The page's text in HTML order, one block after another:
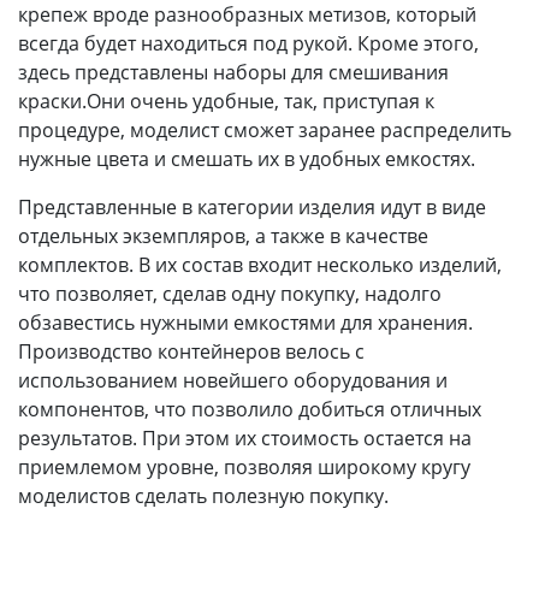
крепеж вроде разнообразных метизов, который
всегда будет находиться под рукой. Кроме этого,
здесь представлены наборы для смешивания
краски.Они очень удобные, так, приступая к
процедуре, моделист сможет заранее распределить
нужные цвета и смешать их в удобных емкостях.
Представленные в категории изделия идут в виде
отдельных экземпляров, а также в качестве
комплектов. В их состав входит несколько изделий,
что позволяет, сделав одну покупку, надолго
обзавестись нужными емкостями для хранения.
Производство контейнеров велось с
использованием новейшего оборудования и
компонентов, что позволило добиться отличных
результатов. При этом их стоимость остается на
приемлемом уровне, позволяя широкому кругу
моделистов сделать полезную покупку.